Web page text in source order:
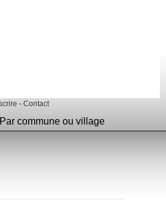
- Contact
Par commune ou village